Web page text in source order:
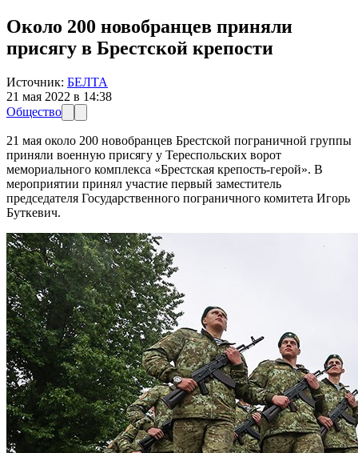
Около 200 новобранцев приняли
присягу в Брестской крепости
Источник: БЕЛТА
21 мая 2022 в 14:38
Общество
21 мая около 200 новобранцев Брестской пограничной группы
приняли военную присягу у Тереспольских ворот
мемориального комплекса «Брестская крепость-герой». В
мероприятии принял участие первый заместитель
председателя Государственного пограничного комитета Игорь
Буткевич.